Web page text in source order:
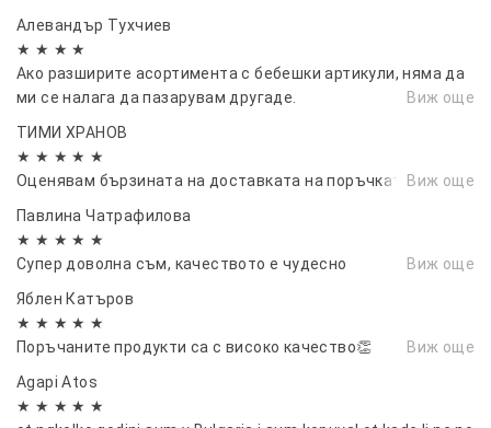
Алевандър Тухчиев
★ ★ ★ ★
Ако разширите асортимента с бебешки артикули, няма да
ми се налага да пазарувам другаде.
Виж още
ТИМИ ХРАНОВ
★ ★ ★ ★ ★
Оценявам бързината на доставката на поръчката👌Виж още
Павлина Чатрафилова
★ ★ ★ ★ ★
Супер доволна съм, качеството е чудесно
Виж още
Яблен Катъров
★ ★ ★ ★ ★
Поръчаните продукти са с високо качество👏
Виж още
Agapi Atos
★ ★ ★ ★ ★